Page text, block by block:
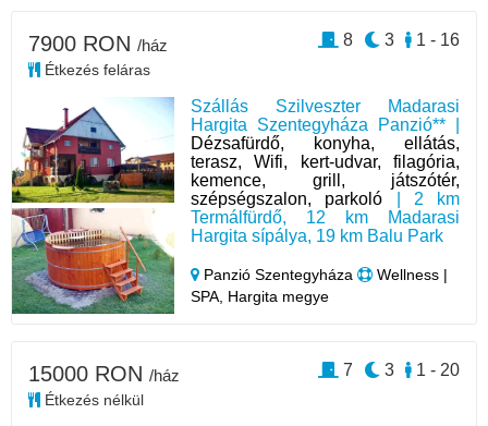
Szállás Szilveszter Madarasi
Hargita Szentegyháza Panzió** |
Dézsafürdő, konyha, ellátás,
terasz, Wifi, kert-udvar, filagória,
kemence, grill, játszótér,
szépségszalon, parkoló | 2 km
Termálfürdő, 12 km Madarasi
Hargita sípálya, 19 km Balu Park
Panzió Szentegyháza
Wellness |
SPA, Hargita megye
7900 RON /ház
Étkezés feláras
1 - 16
3
8
15000 RON /ház
Étkezés nélkül
1 - 20
3
7